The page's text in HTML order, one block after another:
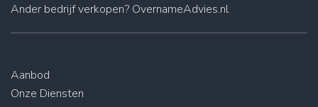
Ander bedrijf verkopen? OvernameAdvies.nl
Aanbod
Onze Diensten